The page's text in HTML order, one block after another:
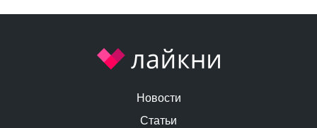
Новости
Статьи